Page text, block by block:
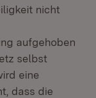
nicht
aufgehoben
selbst
eine
dass die